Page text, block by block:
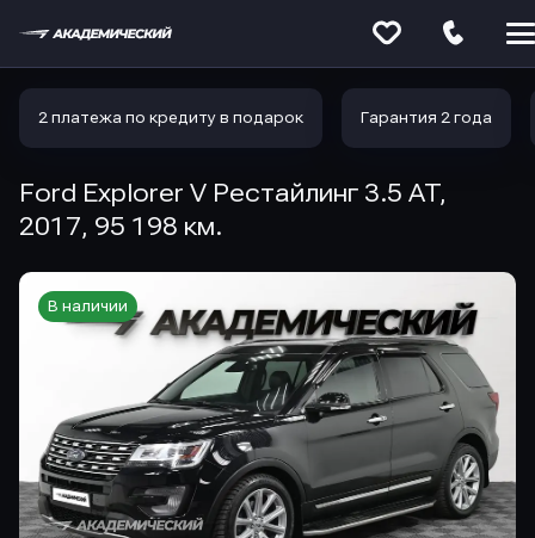
2 платежа по кредиту в подарок Гарантия 2 года
Ford Explorer V Рестайлинг 3.5 AT,
2017, 95 198 км.
В наличии